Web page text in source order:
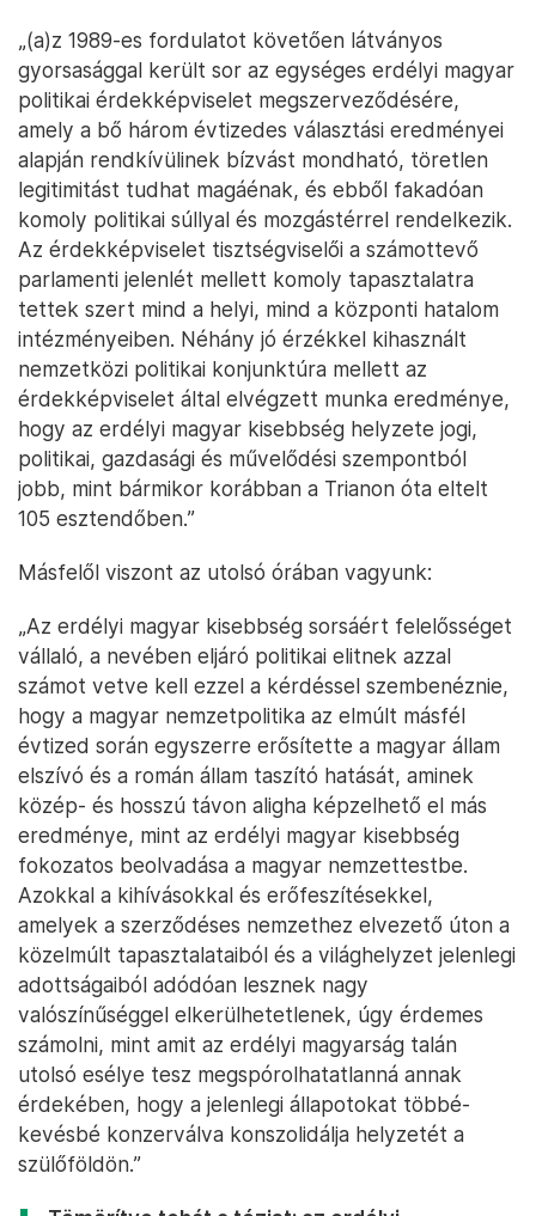
„(a)z 1989-es fordulatot követően látványos
gyorsasággal került sor az egységes erdélyi magyar
politikai érdekképviselet megszerveződésére,
amely a bő három évtizedes választási eredményei
alapján rendkívülinek bízvást mondható, töretlen
legitimitást tudhat magáénak, és ebből fakadóan
komoly politikai súllyal és mozgástérrel rendelkezik.
Az érdekképviselet tisztségviselői a számottevő
parlamenti jelenlét mellett komoly tapasztalatra
tettek szert mind a helyi, mind a központi hatalom
intézményeiben. Néhány jó érzékkel kihasznált
nemzetközi politikai konjunktúra mellett az
érdekképviselet által elvégzett munka eredménye,
hogy az erdélyi magyar kisebbség helyzete jogi,
politikai, gazdasági és művelődési szempontból
jobb, mint bármikor korábban a Trianon óta eltelt
105 esztendőben.”
Másfelől viszont az utolsó órában vagyunk:
„Az erdélyi magyar kisebbség sorsáért felelősséget
vállaló, a nevében eljáró politikai elitnek azzal
számot vetve kell ezzel a kérdéssel szembenéznie,
hogy a magyar nemzetpolitika az elmúlt másfél
évtized során egyszerre erősítette a magyar állam
elszívó és a román állam taszító hatását, aminek
közép- és hosszú távon aligha képzelhető el más
eredménye, mint az erdélyi magyar kisebbség
fokozatos beolvadása a magyar nemzettestbe.
Azokkal a kihívásokkal és erőfeszítésekkel,
amelyek a szerződéses nemzethez elvezető úton a
közelmúlt tapasztalataiból és a világhelyzet jelenlegi
adottságaiból adódóan lesznek nagy
valószínűséggel elkerülhetetlenek, úgy érdemes
számolni, mint amit az erdélyi magyarság talán
utolsó esélye tesz megspórolhatatlanná annak
érdekében, hogy a jelenlegi állapotokat többé-
kevésbé konzerválva konszolidálja helyzetét a
szülőföldön.”